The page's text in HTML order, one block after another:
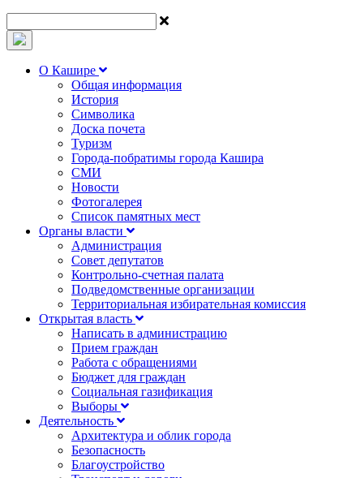
О Кашире
Общая информация
История
Символика
Доска почета
Туризм
Города-побратимы города Кашира
СМИ
Новости
Фотогалерея
Список памятных мест
Органы власти
Администрация
Совет депутатов
Контрольно-счетная палата
Подведомственные организации
Территориальная избирательная комиссия
Открытая власть
Написать в администрацию
Прием граждан
Работа с обращениями
Бюджет для граждан
Социальная газификация
Выборы
Деятельность
Архитектура и облик города
Безопасность
Благоустройство